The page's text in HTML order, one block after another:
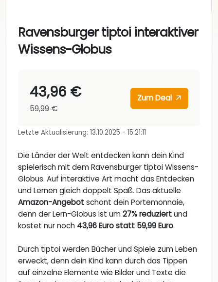
Ravensburger tiptoi interaktiver
Wissens-Globus
43,96 €
59,99 €
Zum Deal
Letzte Aktualisierung: 13.10.2025 - 15:21:11
Die Länder der Welt entdecken kann dein Kind
spielerisch mit dem Ravensburger tiptoi Wissens-
Globus. Auf interaktive Art macht das Entdecken
und Lernen gleich doppelt Spaß. Das aktuelle
Amazon-Angebotschont dein Portemonnaie,
denn der Lern-Globus ist um27% reduziertund
kostet nur noch 43,96 Euro statt 59,99 Euro.
Durch tiptoi werden Bücher und Spiele zum Leben
erweckt, denn dein Kind kann durch das Tippen
auf einzelne Elemente wie Bilder und Texte die